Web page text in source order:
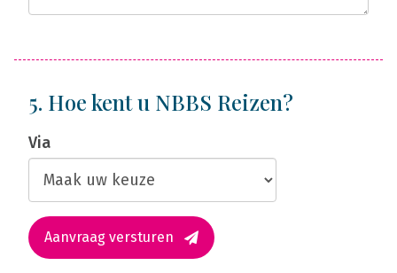
5. Hoe kent u NBBS Reizen?
Via
Aanvraag versturen